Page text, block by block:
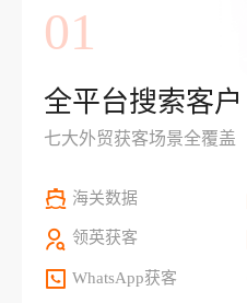
01
全平台搜索客户
七大外贸获客场景全覆盖
海关数据
领英获客
WhatsApp获客